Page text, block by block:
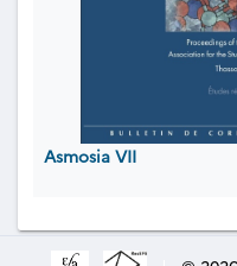
Asmosia VII